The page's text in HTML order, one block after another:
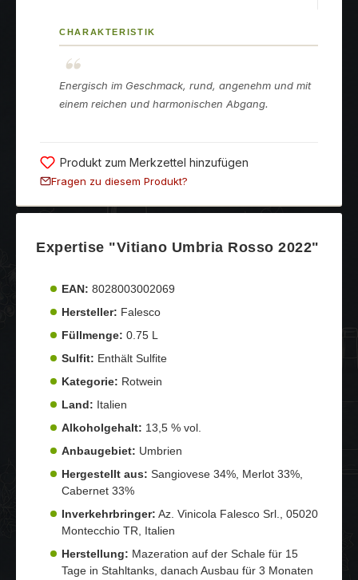
CHARAKTERISTIK
Energisch im Geschmack, rund, angenehm und mit
einem reichen und harmonischen Abgang.
Produkt zum Merkzettel hinzufügen
Fragen zu diesem Produkt?
Expertise "Vitiano Umbria Rosso 2022"
EAN: 8028003002069
Hersteller: Falesco
Füllmenge: 0.75 L
Sulfit: Enthält Sulfite
Kategorie: Rotwein
Land: Italien
Alkoholgehalt: 13,5 % vol.
Anbaugebiet: Umbrien
Hergestellt aus: Sangiovese 34%, Merlot 33%,
Cabernet 33%
Inverkehrbringer: Az. Vinicola Falesco Srl., 05020
Montecchio TR, Italien
Herstellung: Mazeration auf der Schale für 15
Tage in Stahltanks, danach Ausbau für 3 Monaten